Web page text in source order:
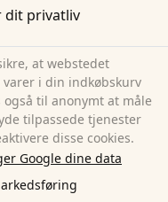
dit privatliv
at webstedet
i din indkøbskurv
til anonymt at måle
tilpassede tjenester
disse cookies.
Google dine data